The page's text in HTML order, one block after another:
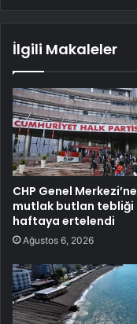
İlgili Makaleler
CHP Genel Merkezi’ne
mutlak butlan tebliği
haftaya ertelendi
Ağustos 6, 2026